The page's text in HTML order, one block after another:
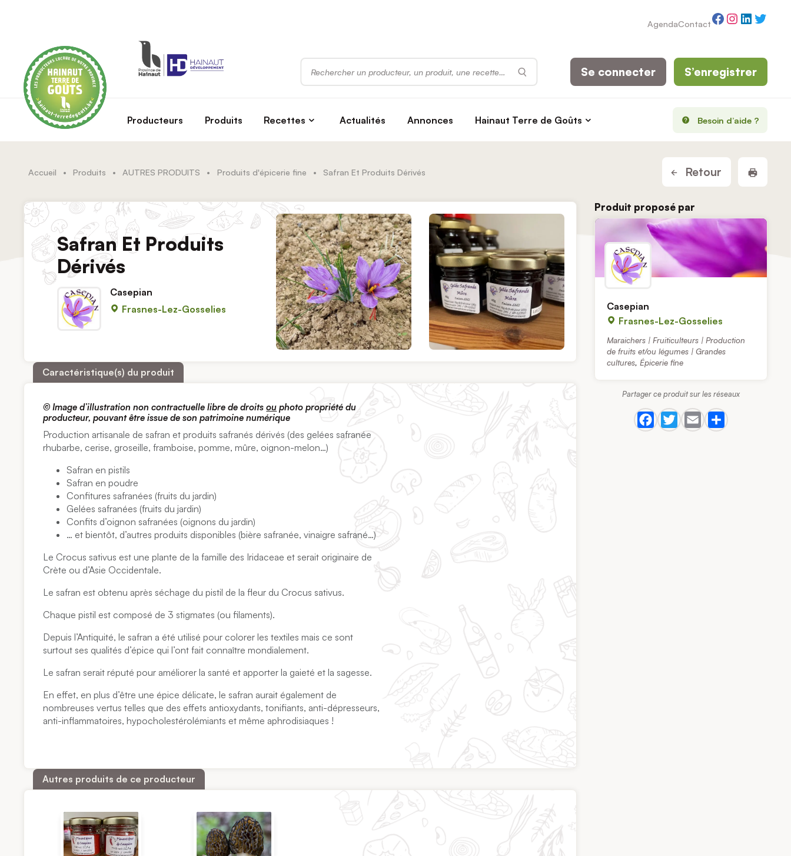
AgendaContactFacebook
Instagram
Rechercher
Producteurs Produits Recettes Actualités Annonces Hainaut Terre de Goûts Besoin d’aide ?
Se connecter S’enregistrer
Accueil • Produits • AUTRES PRODUITS • Produits d'épicerie fine • Safran Et Produits Dérivés Retour
Safran Et Produits
Dérivés
Casepian
Frasnes-Lez-Gosselies
Caractéristique(s) du produit
© Image d’illustration non contractuelle libre de droits ou photo propriété du
producteur, pouvant être issue de son patrimoine numérique
Production artisanale de safran et produits safranés dérivés (des gelées safranée
rhubarbe, cerise, groseille, framboise, pomme, mûre, oignon-melon…)
Safran en pistils
Safran en poudre
Confitures safranées (fruits du jardin)
Gelées safranées (fruits du jardin)
Confits d’oignon safranées (oignons du jardin)
… et bientôt, d’autres produits disponibles (bière safranée, vinaigre safrané…)
Le Crocus sativus est une plante de la famille des Iridaceae et serait originaire de
Crète ou d’Asie Occidentale.
Le safran est obtenu après séchage du pistil de la fleur du Crocus sativus.
Chaque pistil est composé de 3 stigmates (ou filaments).
Depuis l’Antiquité, le safran a été utilisé pour colorer les textiles mais ce sont
surtout ses qualités d’épice qui l’ont fait connaître mondialement.
Le safran serait réputé pour améliorer la santé et apporter la gaieté et la sagesse.
En effet, en plus d’être une épice délicate, le safran aurait également de
nombreuses vertus telles que des effets antioxydants, tonifiants, anti-dépresseurs,
anti-inflammatoires, hypocholestérolémiants et même aphrodisiaques !
Autres produits de ce producteur
Produit proposé par
Casepian
Frasnes-Lez-Gosselies
Maraichers | Fruiticulteurs | Production
de fruits et/ou légumes | Grandes
cultures, Épicerie fine
Partager ce produit sur les réseaux